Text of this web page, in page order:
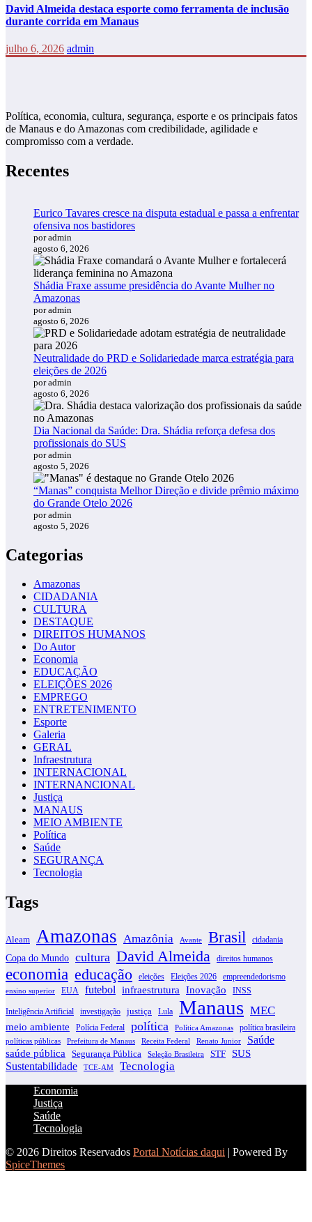
David Almeida destaca esporte como ferramenta de inclusão
durante corrida em Manaus
julho 6, 2026 admin
Política, economia, cultura, segurança, esporte e os principais fatos
de Manaus e do Amazonas com credibilidade, agilidade e
compromisso com a verdade.
Recentes
Eurico Tavares cresce na disputa estadual e passa a enfrentar
ofensiva nos bastidores
por admin
agosto 6, 2026
Shádia Fraxe assume presidência do Avante Mulher no
Amazonas
por admin
agosto 6, 2026
Neutralidade do PRD e Solidariedade marca estratégia para
eleições de 2026
por admin
agosto 6, 2026
Dia Nacional da Saúde: Dra. Shádia reforça defesa dos
profissionais do SUS
por admin
agosto 5, 2026
“Manas” conquista Melhor Direção e divide prêmio máximo
do Grande Otelo 2026
por admin
agosto 5, 2026
Categorias
Amazonas
CIDADANIA
CULTURA
DESTAQUE
DIREITOS HUMANOS
Do Autor
Economia
EDUCAÇÃO
ELEIÇÕES 2026
EMPREGO
ENTRETENIMENTO
Esporte
Galeria
GERAL
Infraestrutura
INTERNACIONAL
INTERNANCIONAL
Justiça
MANAUS
MEIO AMBIENTE
Política
Saúde
SEGURANÇA
Tecnologia
Tags
Aleam Amazonas Amazônia Avante Brasil cidadania
Copa do Mundo cultura David Almeida direitos humanos
economia educação eleições Eleições 2026 empreendedorismo
ensino superior EUA futebol infraestrutura Inovação INSS
Inteligência Artificial investigação justiça Lula Manaus MEC
meio ambiente Polícia Federal política Política Amazonas política brasileira
políticas públicas Prefeitura de Manaus Receita Federal Renato Junior Saúde
saúde pública Segurança Pública Seleção Brasileira STF
SUS
Sustentabilidade
TCE-AM Tecnologia
Economia
Justiça
Saúde
Tecnologia
© 2026 Direitos Reservados Portal Notícias daqui | Powered By
SpiceThemes